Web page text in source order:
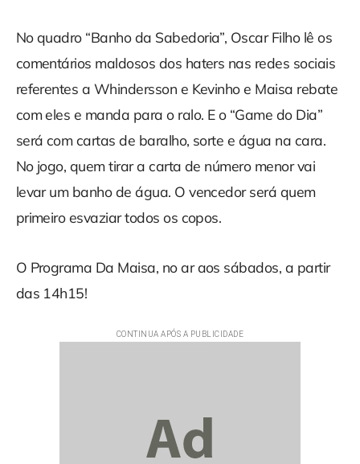
No quadro “Banho da Sabedoria”, Oscar Filho lê os
comentários maldosos dos haters nas redes sociais
referentes a Whindersson e Kevinho e Maisa rebate
com eles e manda para o ralo. E o “Game do Dia”
será com cartas de baralho, sorte e água na cara.
No jogo, quem tirar a carta de número menor vai
levar um banho de água. O vencedor será quem
primeiro esvaziar todos os copos.
O Programa Da Maisa, no ar aos sábados, a partir
das 14h15!